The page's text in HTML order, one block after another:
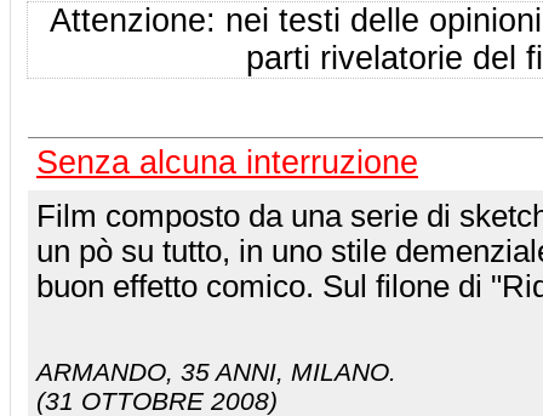
Attenzione: nei testi delle
parti rivelatorie del
Senza alcuna interruzione
Film composto da una serie di
un pò su tutto, in uno stile
buon effetto comico. Sul filone di
ARMANDO, 35 ANNI, MILANO.
(31 OTTOBRE 2008)